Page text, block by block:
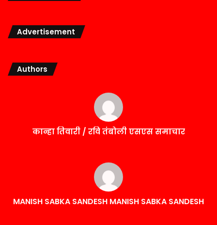
Advertisement
Authors
कान्हा तिवारी / रवि तंबोली एसएस समाचार
MANISH SABKA SANDESH MANISH SABKA SANDESH